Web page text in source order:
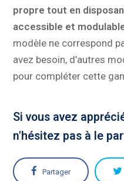
propre tout en
accessible et
modèle ne correspond
avez besoin, d’autres
pour compléter cette
Si vous avez
n'hésitez pas à le
Partager